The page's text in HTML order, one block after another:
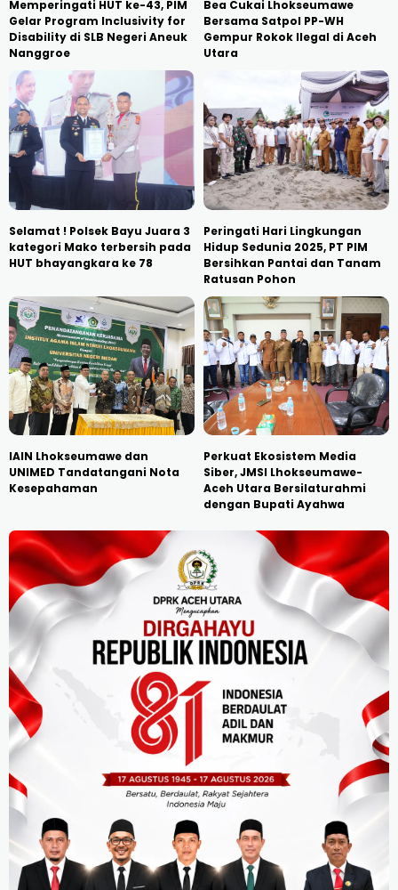
Memperingati HUT ke-43, PIM
Gelar Program Inclusivity for
Disability di SLB Negeri Aneuk
Nanggroe
Bea Cukai Lhokseumawe
Bersama Satpol PP-WH
Gempur Rokok Ilegal di Aceh
Utara
Selamat ! Polsek Bayu Juara 3
kategori Mako terbersih pada
HUT bhayangkara ke 78
Peringati Hari Lingkungan
Hidup Sedunia 2025, PT PIM
Bersihkan Pantai dan Tanam
Ratusan Pohon
IAIN Lhokseumawe dan
UNIMED Tandatangani Nota
Kesepahaman
Perkuat Ekosistem Media
Siber, JMSI Lhokseumawe-
Aceh Utara Bersilaturahmi
dengan Bupati Ayahwa